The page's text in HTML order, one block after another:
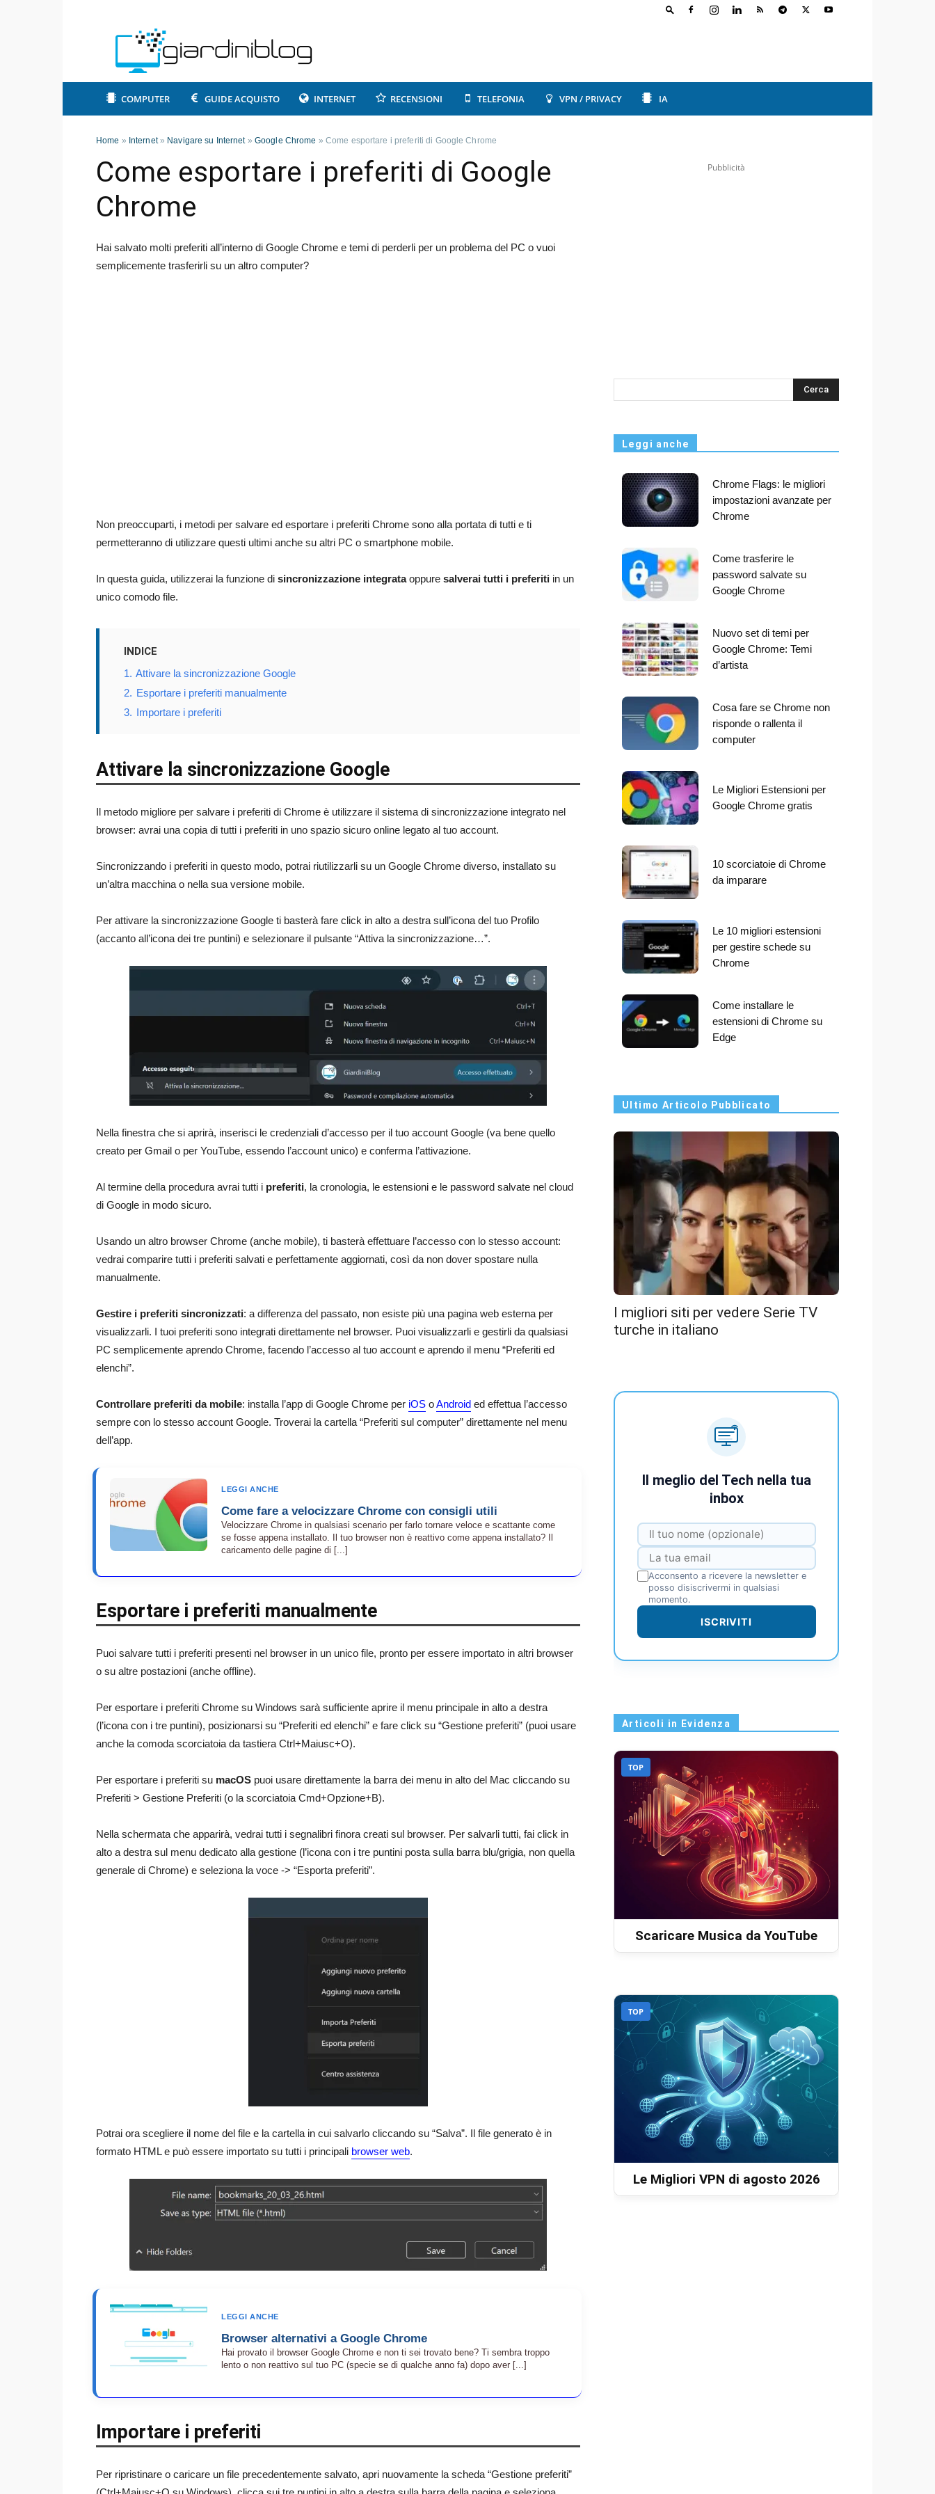
COMPUTER GUIDE ACQUISTO INTERNET RECENSIONI TELEFONIA VPN / PRIVACY IA
Home » Internet» Navigare su Internet» Google Chrome » Come esportare i preferiti di Google Chrome
Come esportare i preferiti di Google
Chrome
Hai salvato molti preferiti all’interno di Google Chrome e temi di perderli per un problema del PC o vuoi
semplicemente trasferirli su un altro computer?
Non preoccuparti, i metodi per salvare ed esportare i preferiti Chrome sono alla portata di tutti e ti
permetteranno di utilizzare questi ultimi anche su altri PC o smartphone mobile.
In questa guida, utilizzerai la funzione di sincronizzazione integrataoppure salverai tutti i preferiti in un
unico comodo file.
INDICE
1. Attivare la sincronizzazione Google
2. Esportare i preferiti manualmente
3. Importare i preferiti
Attivare la sincronizzazione Google
Il metodo migliore per salvare i preferiti di Chrome è utilizzare il sistema di sincronizzazione integrato nel
browser: avrai una copia di tutti i preferiti in uno spazio sicuro online legato al tuo account.
Sincronizzando i preferiti in questo modo, potrai riutilizzarli su un Google Chrome diverso, installato su
un’altra macchina o nella sua versione mobile.
Per attivare la sincronizzazione Google ti basterà fare click in alto a destra sull’icona del tuo Profilo
(accanto all’icona dei tre puntini) e selezionare il pulsante “Attiva la sincronizzazione…”.
Nella finestra che si aprirà, inserisci le credenziali d’accesso per il tuo account Google (va bene quello
creato per Gmail o per YouTube, essendo l’account unico) e conferma l’attivazione.
Al termine della procedura avrai tutti i preferiti, la cronologia, le estensioni e le password salvate nel cloud
di Google in modo sicuro.
Usando un altro browser Chrome (anche mobile), ti basterà effettuare l’accesso con lo stesso account:
vedrai comparire tutti i preferiti salvati e perfettamente aggiornati, così da non dover spostare nulla
manualmente.
Gestire i preferiti sincronizzati: a differenza del passato, non esiste più una pagina web esterna per
visualizzarli. I tuoi preferiti sono integrati direttamente nel browser. Puoi visualizzarli e gestirli da qualsiasi
PC semplicemente aprendo Chrome, facendo l’accesso al tuo account e aprendo il menu “Preferiti ed
elenchi”.
Controllare preferiti da mobile: installa l’app di Google Chrome per iOS oAndroid ed effettua l’accesso
sempre con lo stesso account Google. Troverai la cartella “Preferiti sul computer” direttamente nel menu
dell’app.
LEGGI ANCHE
Come fare a velocizzare Chrome con consigli utili
Velocizzare Chrome in qualsiasi scenario per farlo tornare veloce e scattante come
se fosse appena installato. Il tuo browser non è reattivo come appena installato? Il
caricamento delle pagine di [...]
Esportare i preferiti manualmente
Puoi salvare tutti i preferiti presenti nel browser in un unico file, pronto per essere importato in altri browser
o su altre postazioni (anche offline).
Per esportare i preferiti Chrome su Windows sarà sufficiente aprire il menu principale in alto a destra
(l’icona con i tre puntini), posizionarsi su “Preferiti ed elenchi” e fare click su “Gestione preferiti” (puoi usare
anche la comoda scorciatoia da tastiera Ctrl+Maiusc+O).
Per esportare i preferiti su macOS puoi usare direttamente la barra dei menu in alto del Mac cliccando su
Preferiti > Gestione Preferiti (o la scorciatoia Cmd+Opzione+B).
Nella schermata che apparirà, vedrai tutti i segnalibri finora creati sul browser. Per salvarli tutti, fai click in
alto a destra sul menu dedicato alla gestione (l’icona con i tre puntini posta sulla barra blu/grigia, non quella
generale di Chrome) e seleziona la voce -> “Esporta preferiti”.
Potrai ora scegliere il nome del file e la cartella in cui salvarlo cliccando su “Salva”. Il file generato è in
formato HTML e può essere importato su tutti i principali browser web.
LEGGI ANCHE
Browser alternativi a Google Chrome
Hai provato il browser Google Chrome e non ti sei trovato bene? Ti sembra troppo
lento o non reattivo sul tuo PC (specie se di qualche anno fa) dopo aver [...]
Importare i preferiti
Per ripristinare o caricare un file precedentemente salvato, apri nuovamente la scheda “Gestione preferiti”
Pubblicità
s
Leggi anche
Chrome Flags: le migliori
impostazioni avanzate per
Chrome
Come trasferire le
password salvate su
Google Chrome
Nuovo set di temi per
Google Chrome: Temi
d’artista
Cosa fare se Chrome non
risponde o rallenta il
computer
Le Migliori Estensioni per
Google Chrome gratis
10 scorciatoie di Chrome
da imparare
Le 10 migliori estensioni
per gestire schede su
Chrome
Come installare le
estensioni di Chrome su
Edge
Ultimo Articolo Pubblicato
I migliori siti per vedere Serie TV
turche in italiano
Il meglio del Tech nella tua
inbox
Acconsento a ricevere la newsletter e
posso disiscrivermi in qualsiasi
momento.
ISCRIVITI
Articoli in Evidenza
TOP
Scaricare Musica da YouTube
TOP
Le Migliori VPN di agosto 2026